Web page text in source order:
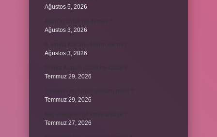
Ağustos 5, 2026
Ağustos 3, 2026
Ağustos 3, 2026
Temmuz 29, 2026
Temmuz 29, 2026
Temmuz 27, 2026